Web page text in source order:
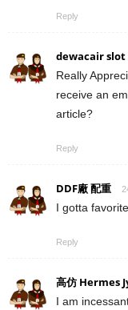
Reply
dewacair slot
Really
receive an
article?
Reply
DDF廠 配重
I gotta
Reply
高仿 Hermes
I am